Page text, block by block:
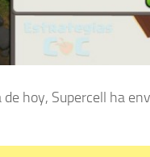
de hoy, Supercell ha